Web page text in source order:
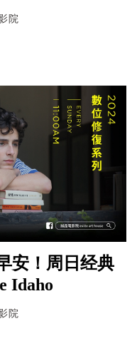
院
安！周日经典
Idaho
院